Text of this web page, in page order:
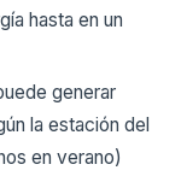
hasta en un
generar
la estación del
en verano)